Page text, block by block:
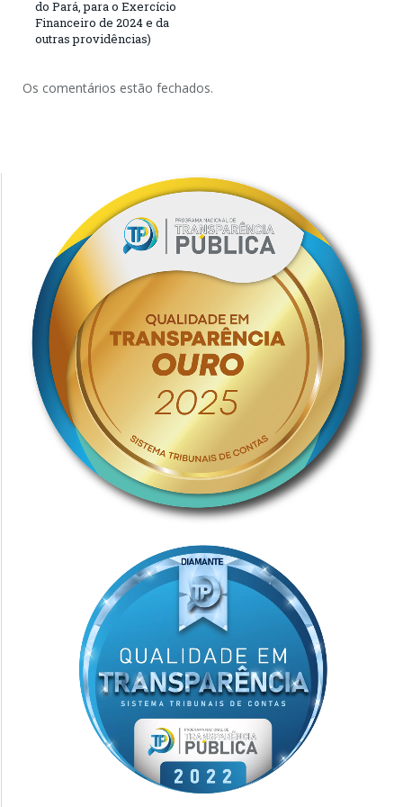
do Pará, para o Exercício
Financeiro de 2024 e da
outras providências)
Os comentários estão fechados.